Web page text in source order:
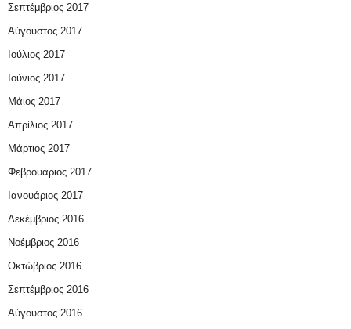
Σεπτέμβριος 2017
Αύγουστος 2017
Ιούλιος 2017
Ιούνιος 2017
Μάιος 2017
Απρίλιος 2017
Μάρτιος 2017
Φεβρουάριος 2017
Ιανουάριος 2017
Δεκέμβριος 2016
Νοέμβριος 2016
Οκτώβριος 2016
Σεπτέμβριος 2016
Αύγουστος 2016